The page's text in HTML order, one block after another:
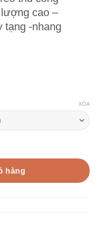
cao –
tạng -nhang
XÓA
truyền thống Nepal
hàng